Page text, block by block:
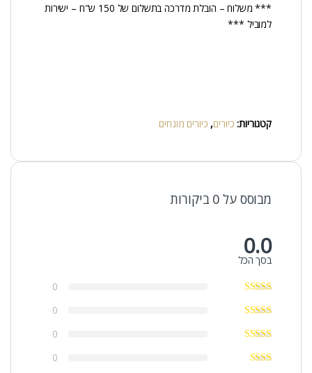
*** משלוח – הובלת מדרכה בתשלום של 150 ש"ח – ישירות
למוביל ***
קטגוריות: כיורים, כיורים מונחים
מבוסס על 0 ביקורות
0.0
בסך הכל
0
0
0
0